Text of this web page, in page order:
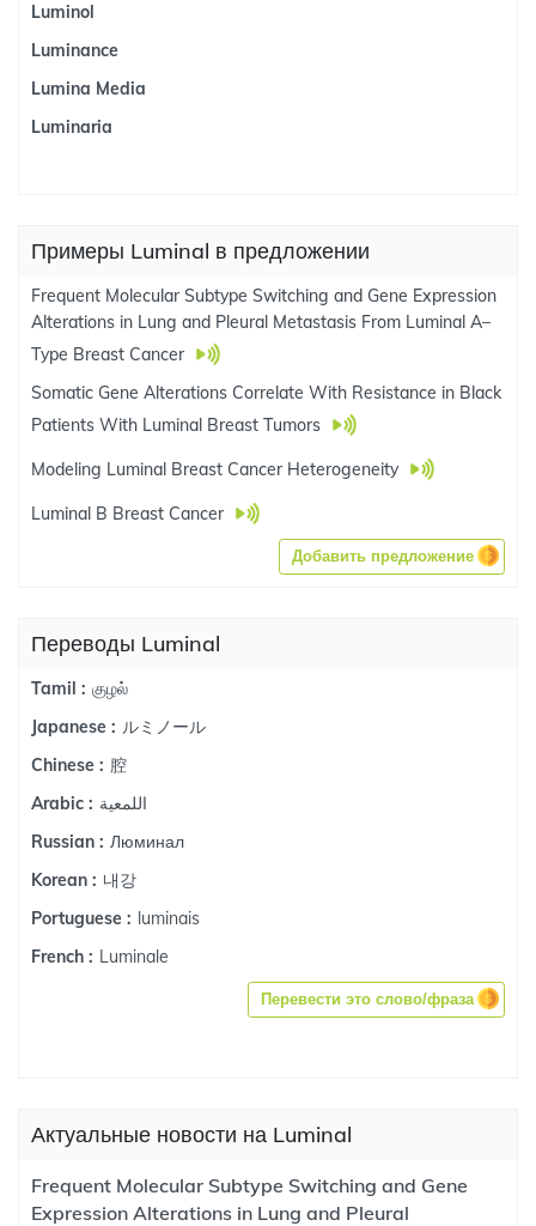
Luminol
Luminance
Lumina Media
Luminaria
Примеры Luminal в предложении
Frequent Molecular Subtype Switching and Gene Expression
Alterations in Lung and Pleural Metastasis From Luminal A–
Type Breast Cancer
Somatic Gene Alterations Correlate With Resistance in Black
Patients With Luminal Breast Tumors
Modeling Luminal Breast Cancer Heterogeneity
Luminal B Breast Cancer
Добавить предложение
Переводы Luminal
Tamil : குழல்
Japanese : ルミノール
Chinese : 腔
Arabic : اللمعية
Russian : Люминал
Korean : 내강
Portuguese : luminais
French : Luminale
Перевести это слово/фраза
Актуальные новости на Luminal
Frequent Molecular Subtype Switching and Gene
Expression Alterations in Lung and Pleural